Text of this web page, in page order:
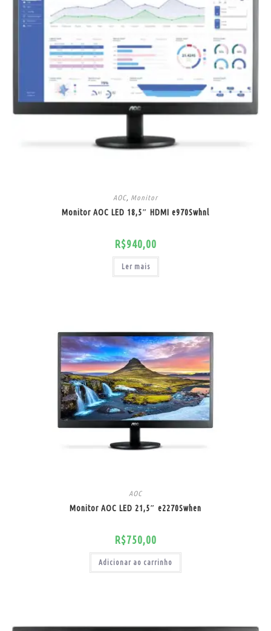
AOC, Monitor
Monitor AOC LED 18,5″ HDMI e970Swhnl
R$940,00
Ler mais
AOC
Monitor AOC LED 21,5″ e2270Swhen
R$750,00
Adicionar ao carrinho